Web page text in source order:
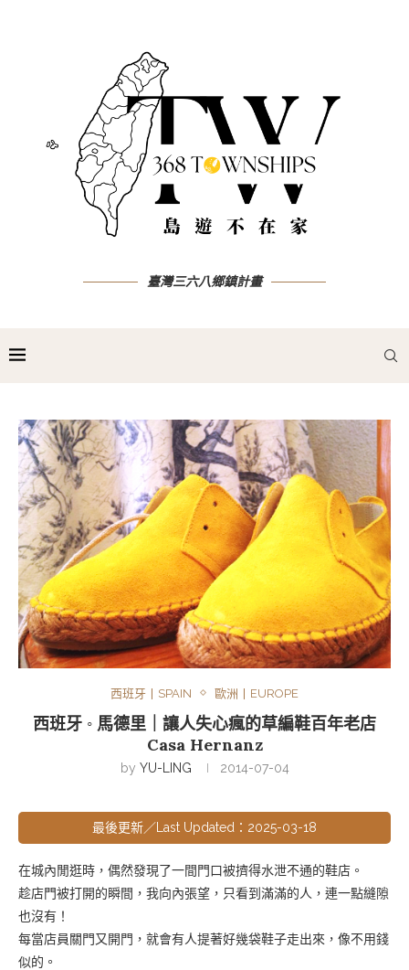
臺灣三六八鄉鎮計畫
西班牙丨SPAIN 歐洲丨EUROPE
西班牙 ◦ 馬德里｜讓人失心瘋的草編鞋百年老店
Casa Hernanz
by YU-LING 2014-07-04
最後更新／Last Updated：2025-03-18
在城內閒逛時，偶然發現了一間門口被擠得水泄不通的鞋店。
趁店門被打開的瞬間，我向內張望，只看到滿滿的人，連一點縫隙
也沒有！
每當店員關門又開門，就會有人提著好幾袋鞋子走出來，像不用錢
似的。